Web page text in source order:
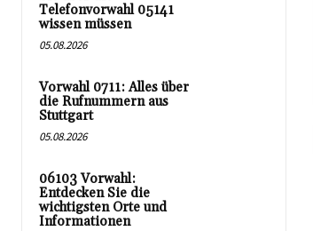
Telefonvorwahl 05141
wissen müssen
05.08.2026
Vorwahl 0711: Alles über
die Rufnummern aus
Stuttgart
05.08.2026
06103 Vorwahl:
Entdecken Sie die
wichtigsten Orte und
Informationen